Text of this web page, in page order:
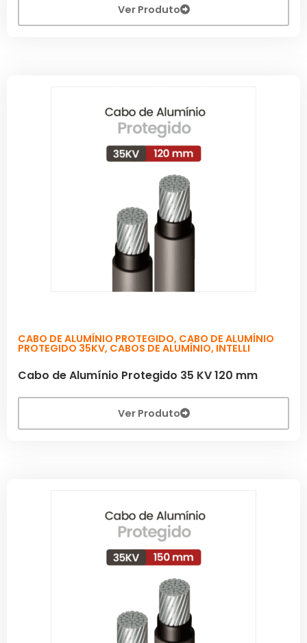
Ver Produto
CABO DE ALUMÍNIO PROTEGIDO, CABO DE ALUMÍNIO
PROTEGIDO 35KV, CABOS DE ALUMÍNIO, INTELLI
Cabo de Alumínio Protegido 35 KV 120 mm
Ver Produto